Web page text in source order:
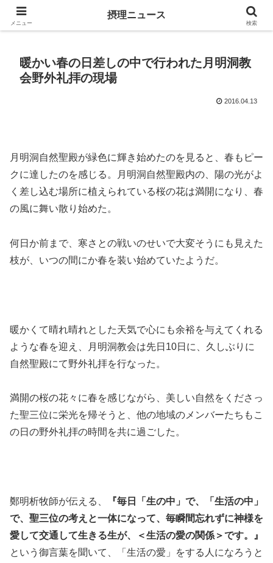
キリスト教福音宣教会に関連する報道記事
暖かい春の日差しの中で行われた月明洞教
会野外礼拝の現場
2016.04.13
月明洞自然聖殿が緑色に輝き始めたのを見ると、春もピー
クに達したのを感じる。月明洞自然聖殿内の、陽の光がよ
く差し込む場所に植えられている桜の花は満開になり、春
の風に舞い散り始めた。
何日か前まで、寒さとの戦いのせいで大変そうにも見えた
枝が、いつの間にか春を装い始めていたようだ。
暖かくて晴れ晴れとした天気で心にも余裕を与えてくれる
ような春を迎え、月明洞教会は先日10日に、久しぶりに
自然聖殿にて野外礼拝を行なった。
満開の桜の花々に春を感じながら、美しい自然をくださっ
た聖三位に栄光を帰そうと、他の地域のメンバーたちもこ
の日の野外礼拝の時間を共に過ごした。
鄭明析牧師が伝える、
『毎日「生の中」で、「生活の中」
で、聖三位の考えと一体になって、毎瞬間忘れずに神様を
愛して交通して生きる生が、＜生活の愛の関係＞です。』
という御言葉を聞いて、「生活の愛」をする人になろうと
メニュー
摂理ニュース
検索